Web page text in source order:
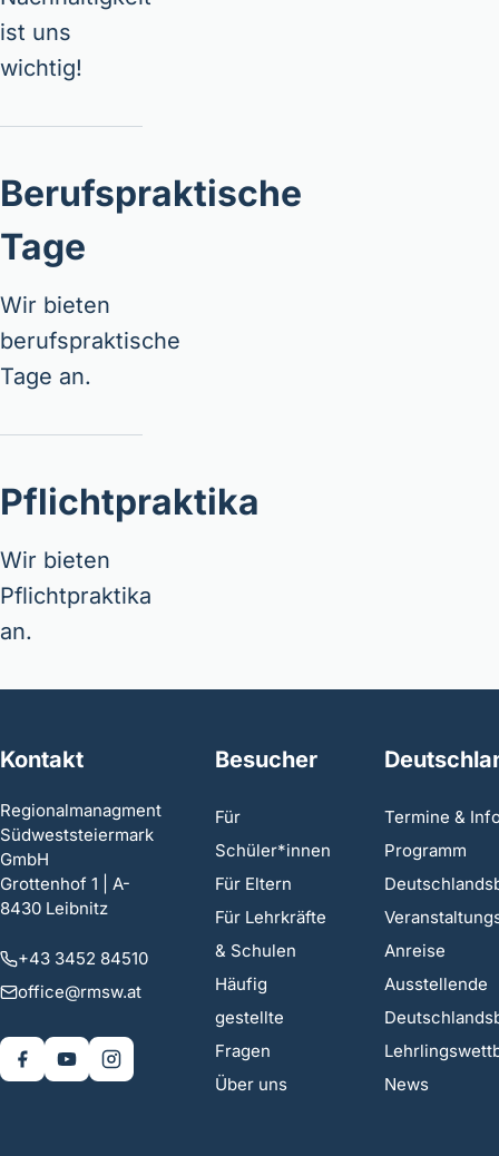
ist uns
wichtig!
Berufspraktische
Tage
Wir bieten
berufspraktische
Tage an.
Pflichtpraktika
Wir bieten
Pflichtpraktika
an.
Kontakt
Regionalmanagment
Südweststeiermark
GmbH
Grottenhof 1 | A-
8430 Leibnitz
+43 3452 84510
office@rmsw.at
Besucher
Für
Schüler*innen
Für Eltern
Für Lehrkräfte
& Schulen
Häufig
gestellte
Fragen
Über uns
Termine &
Programm
Anreise
Ausstellende
News